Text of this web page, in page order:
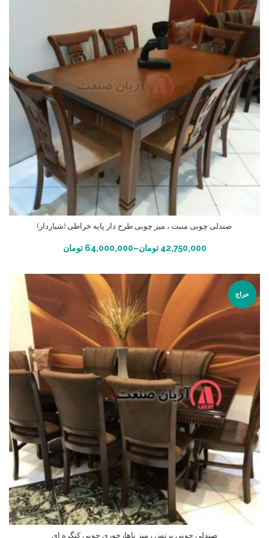
صندلی چوبی منبت ، میز چوبی طرح دار پایه خراطی (شیاردار)
42,750,000 تومان–
64,000,000 تومان انتخاب گزینه ها
حراج
صندلی چوبی پرنس ، میز ناهارخوری چوبی کنگره ای